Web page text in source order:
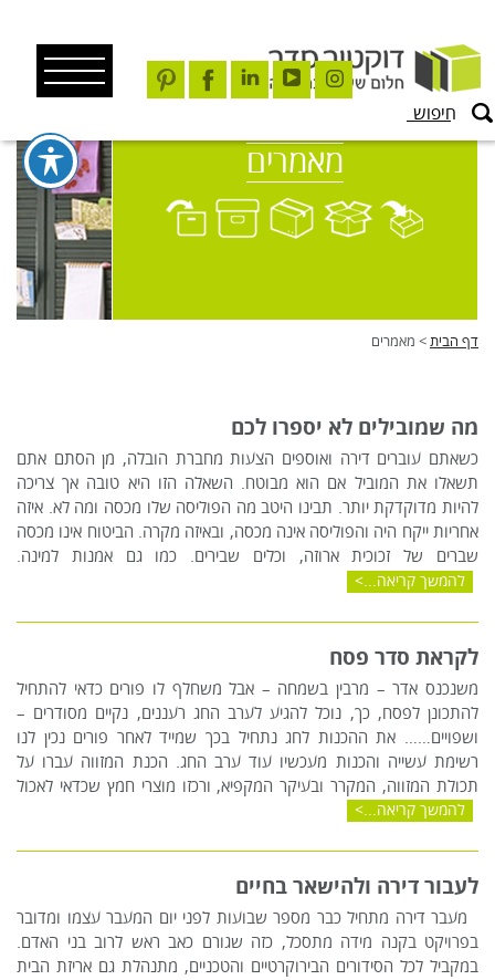
content
מאמרים
דף הבית> מאמרים
מה שמובילים לא יספרו לכם
כשאתם עוברים דירה ואוספים הצעות מחברת הובלה, מן הסתם אתם
תשאלו את המוביל אם הוא מבוטח. השאלה הזו היא טובה אך צריכה
להיות מדוקדקת יותר. תבינו היטב מה הפוליסה שלו מכסה ומה לא. איזה
אחריות ייקח היה והפוליסה אינה מכסה, ובאיזה מקרה. הביטוח אינו מכסה
שברים של זכוכית ארוזה, וכלים שבירים. כמו גם אמנות למינה.
להמשך קריאה...
לקראת סדר פסח
משנכנס אדר – מרבין בשמחה – אבל משחלף לו פורים כדאי להתחיל
להתכונן לפסח, כך, נוכל להגיע לערב החג רעננים, נקיים מסודרים –
ושפויים…… את ההכנות לחג נתחיל בכך שמייד לאחר פורים נכין לנו
רשימת עשייה והכנות מעכשיו עוד ערב החג. הכנת המזווה עברו על
תכולת המזווה, המקרר ובעיקר המקפיא, ורכזו מוצרי חמץ שכדאי לאכול
להמשך קריאה...
לעבור דירה ולהישאר בחיים
מעבר דירה מתחיל כבר מספר שבועות לפני יום המעבר עצמו ומדובר
בפרויקט בקנה מידה מתסכל, כזה שגורם כאב ראש לרוב בני האדם.
במקביל לכל הסידורים הבירוקרטיים והטכניים, מתנהלת גם אריזת הבית